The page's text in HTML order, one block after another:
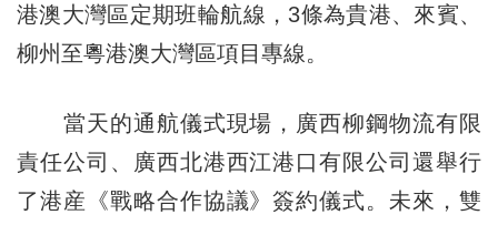
港澳大灣區定期班輪航線，3條為貴港、來賓、
柳州至粵港澳大灣區項目專線。
當天的通航儀式現場，廣西柳鋼物流有限
責任公司、廣西北港西江港口有限公司還舉行
了港産《戰略合作協議》簽約儀式。未來，雙